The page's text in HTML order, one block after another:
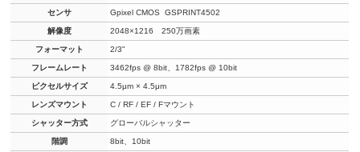
センサ Gpixel CMOS GSPRINT4502
解像度 2048×1216 250万画素
フォーマット 2/3"
フレームレート 3462fps @ 8bit、1782fps @ 10bit
ピクセルサイズ 4.5μm × 4.5μm
レンズマウント C / RF / EF / Fマウント
シャッター方式 グローバルシャッター
階調 8bit、10bit